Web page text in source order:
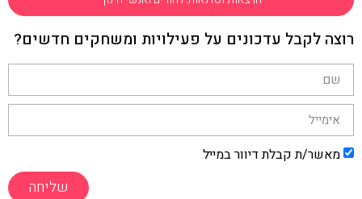
רוצה לקבל עדכונים על פעילויות ומשחקים חדשים?
מאשר/ת קבלת דיוור במייל
שליחה